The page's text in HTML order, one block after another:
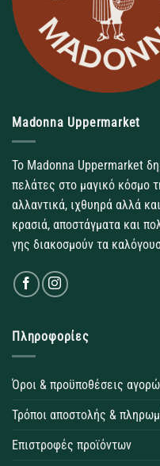
Madonna Uppermarket
Το Madonna Uppermarket
πελάτες στο μαγικό κόσμο
αλλαντικά, ιχθυηρά αλλά
κρασιά, αποστάγματα και
γης διακοσμούν τα
Πληροφορίες
Όροι & προϋποθέσεις
Τρόποι αποστολής &
Επιστροφές προϊόντων